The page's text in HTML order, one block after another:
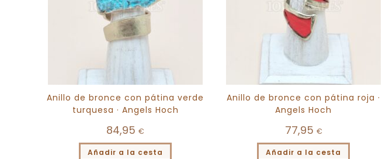
Anillo de bronce con pátina verde
turquesa · Angels Hoch
84,95 €
Añadir a la cesta
Anillo de bronce con pátina roja ·
Angels Hoch
77,95 €
Añadir a la cesta